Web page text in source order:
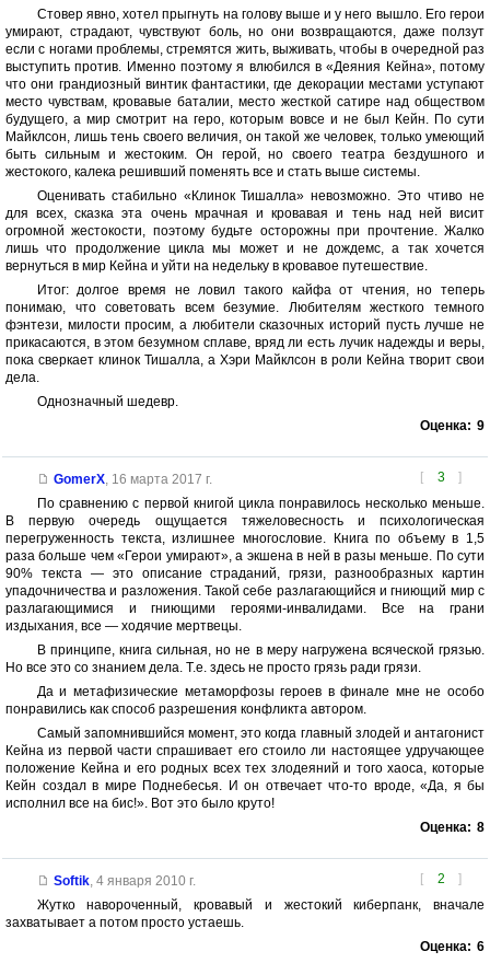
Стовер явно, хотел прыгнуть на голову выше и у него вышло. Его герои
умирают, страдают, чувствуют боль, но они возвращаются, даже ползут
если с ногами проблемы, стремятся жить, выживать, чтобы в очередной раз
выступить против. Именно поэтому я влюбился в «Деяния Кейна», потому
что они грандиозный винтик фантастики, где декорации местами уступают
место чувствам, кровавые баталии, место жесткой сатире над обществом
будущего, а мир смотрит на геро, которым вовсе и не был Кейн. По сути
Майклсон, лишь тень своего величия, он такой же человек, только умеющий
быть сильным и жестоким. Он герой, но своего театра бездушного и
жестокого, калека решивший поменять все и стать выше системы.
Оценивать стабильно «Клинок Тишалла» невозможно. Это чтиво не
для всех, сказка эта очень мрачная и кровавая и тень над ней висит
огромной жестокости, поэтому будьте осторожны при прочтение. Жалко
лишь что продолжение цикла мы может и не дождемс, а так хочется
вернуться в мир Кейна и уйти на недельку в кровавое путешествие.
Итог: долгое время не ловил такого кайфа от чтения, но теперь
понимаю, что советовать всем безумие. Любителям жесткого темного
фэнтези, милости просим, а любители сказочных историй пусть лучше не
прикасаются, в этом безумном сплаве, вряд ли есть лучик надежды и веры,
пока сверкает клинок Тишалла, а Хэри Майклсон в роли Кейна творит свои
дела.
Однозначный шедевр.
Оценка: 9
[ 3 ]
GomerX, 16 марта 2017 г.
По сравнению с первой книгой цикла понравилось несколько меньше.
В первую очередь ощущается тяжеловесность и психологическая
перегруженность текста, излишнее многословие. Книга по объему в 1,5
раза больше чем «Герои умирают», а экшена в ней в разы меньше. По сути
90% текста — это описание страданий, грязи, разнообразных картин
упадочничества и разложения. Такой себе разлагающийся и гниющий мир с
разлагающимися и гниющими героями-инвалидами. Все на грани
издыхания, все — ходячие мертвецы.
В принципе, книга сильная, но не в меру нагружена всяческой грязью.
Но все это со знанием дела. Т.е. здесь не просто грязь ради грязи.
Да и метафизические метаморфозы героев в финале мне не особо
понравились как способ разрешения конфликта автором.
Самый запомнившийся момент, это когда главный злодей и антагонист
Кейна из первой части спрашивает его стоило ли настоящее удручающее
положение Кейна и его родных всех тех злодеяний и того хаоса, которые
Кейн создал в мире Поднебесья. И он отвечает что-то вроде, «Да, я бы
исполнил все на бис!». Вот это было круто!
Оценка: 8
[ 2 ]
Softik, 4 января 2010 г.
Жутко навороченный, кровавый и жестокий киберпанк, вначале
захватывает а потом просто устаешь.
Оценка: 6